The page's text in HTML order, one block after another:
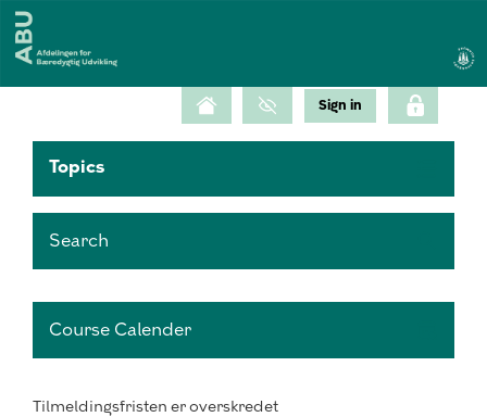
Topics
Search
Course Calender
Tilmeldingsfristen er overskredet